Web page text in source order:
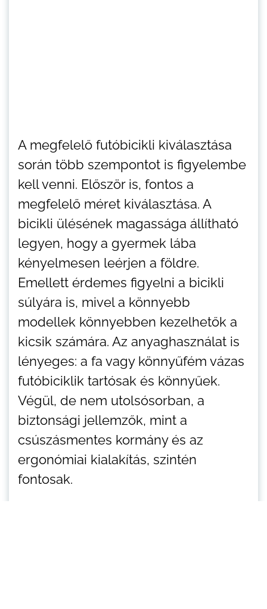
A megfelelő futóbicikli kiválasztása
során több szempontot is figyelembe
kell venni. Először is, fontos a
megfelelő méret kiválasztása. A
bicikli ülésének magassága állítható
legyen, hogy a gyermek lába
kényelmesen leérjen a földre.
Emellett érdemes figyelni a bicikli
súlyára is, mivel a könnyebb
modellek könnyebben kezelhetők a
kicsik számára. Az anyaghasználat is
lényeges: a fa vagy könnyűfém vázas
futóbiciklik tartósak és könnyűek.
Végül, de nem utolsósorban, a
biztonsági jellemzők, mint a
csúszásmentes kormány és az
ergonómiai kialakítás, szintén
fontosak.